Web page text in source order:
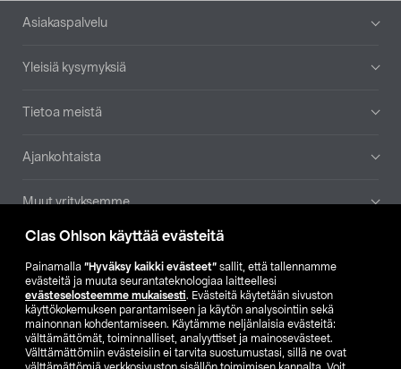
Clas Ohlson käyttää evästeitä
Painamalla ”Hyväksy kaikki evästeet” sallit, että tallennamme
evästeitä ja muuta seurantateknologiaa laitteellesi
evästeselosteemme mukaisesti. Evästeitä käytetään sivuston
käyttökokemuksen parantamiseen ja käytön analysointiin sekä
mainonnan kohdentamiseen. Käytämme neljänlaisia evästeitä:
välttämättömät, toiminnalliset, analyyttiset ja mainosevästeet.
Välttämättömiin evästeisiin ei tarvita suostumustasi, sillä ne ovat
Alatunniste
Asiakaspalvelu
Yleisiä kysymyksiä
Tietoa meistä
Ajankohtaista
Muut yrityksemme
Etsi myymälä
SE NO FI
FI SV